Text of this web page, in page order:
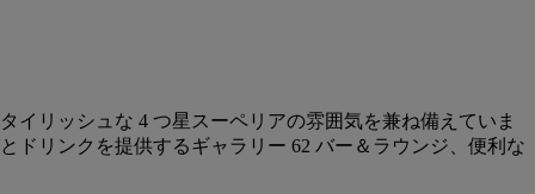
イリッシュな 4 つ星スーペリアの雰囲気を兼ね備えていま
ドリンクを提供するギャラリー 62 バー＆ラウンジ、便利な